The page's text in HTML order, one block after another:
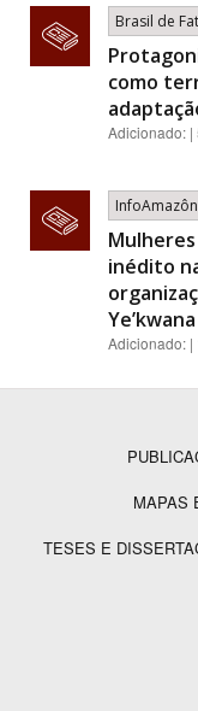
Brasil de
como
Adicionado:
inédito
Ye’kwana
Adicionado:
RodapéMAPAS
TESES E